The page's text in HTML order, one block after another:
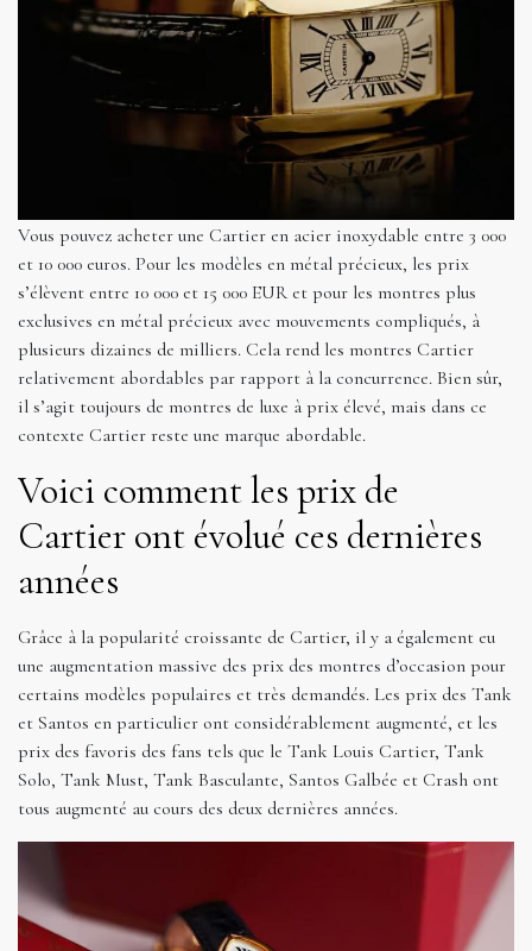
Vous pouvez acheter une Cartier en acier inoxydable entre 3 000
et 10 000 euros. Pour les modèles en métal précieux, les prix
s’élèvent entre 10 000 et 15 000 EUR et pour les montres plus
exclusives en métal précieux avec mouvements compliqués, à
plusieurs dizaines de milliers. Cela rend les montres Cartier
relativement abordables par rapport à la concurrence. Bien sûr,
il s’agit toujours de montres de luxe à prix élevé, mais dans ce
contexte Cartier reste une marque abordable.
Voici comment les prix de
Cartier ont évolué ces dernières
années
Grâce à la popularité croissante de Cartier, il y a également eu
une augmentation massive des prix des montres d’occasion pour
certains modèles populaires et très demandés. Les prix des Tank
et Santos en particulier ont considérablement augmenté, et les
prix des favoris des fans tels que le Tank Louis Cartier, Tank
Solo, Tank Must, Tank Basculante, Santos Galbée et Crash ont
tous augmenté au cours des deux dernières années.